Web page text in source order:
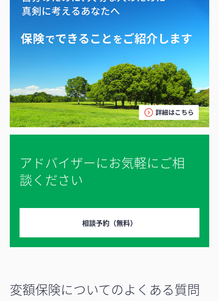
アドバイザーにお気軽にご相
談ください
相談予約（無料）
変額保険についてのよくある質問